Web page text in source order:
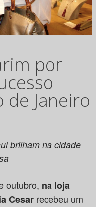
por
de Janeiro
brilham na cidade
outubro, na loja
Cesarrecebeu um